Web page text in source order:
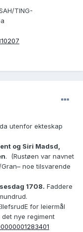
TING-
utenfor ekteskap
og Siri Madsd,
.
(Rustøen var navnet
noe tilsvarende
1708. Faddere
for leiermål
nye regiment